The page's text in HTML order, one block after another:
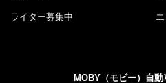
ライター募集中
MOBY（モビー）自動